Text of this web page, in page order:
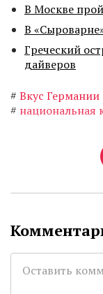
В Москве
В
Греческий
дайверов
# Вкус Германии
# национальная